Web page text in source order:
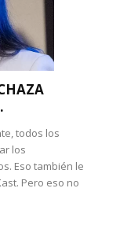
todos los
los
Eso también le
Pero eso no